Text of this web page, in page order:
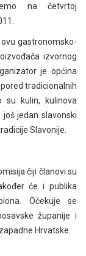
na četvrtoj
gastronomsko-
izvornog
je općina
tradicionalnih
su kulin, kulinova
još jedan slavonski
Slavonije.
čiji članovi su
će i publika
Očekuje se
županije i
Hrvatske.